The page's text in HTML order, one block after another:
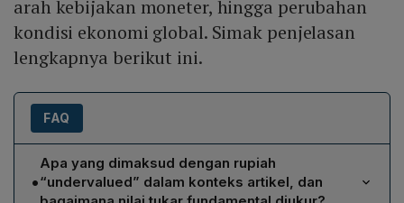
arah kebijakan moneter, hingga perubahan
kondisi ekonomi global. Simak penjelasan
lengkapnya berikut ini.
FAQ
•
Apa yang dimaksud dengan rupiah
“undervalued” dalam konteks artikel, dan